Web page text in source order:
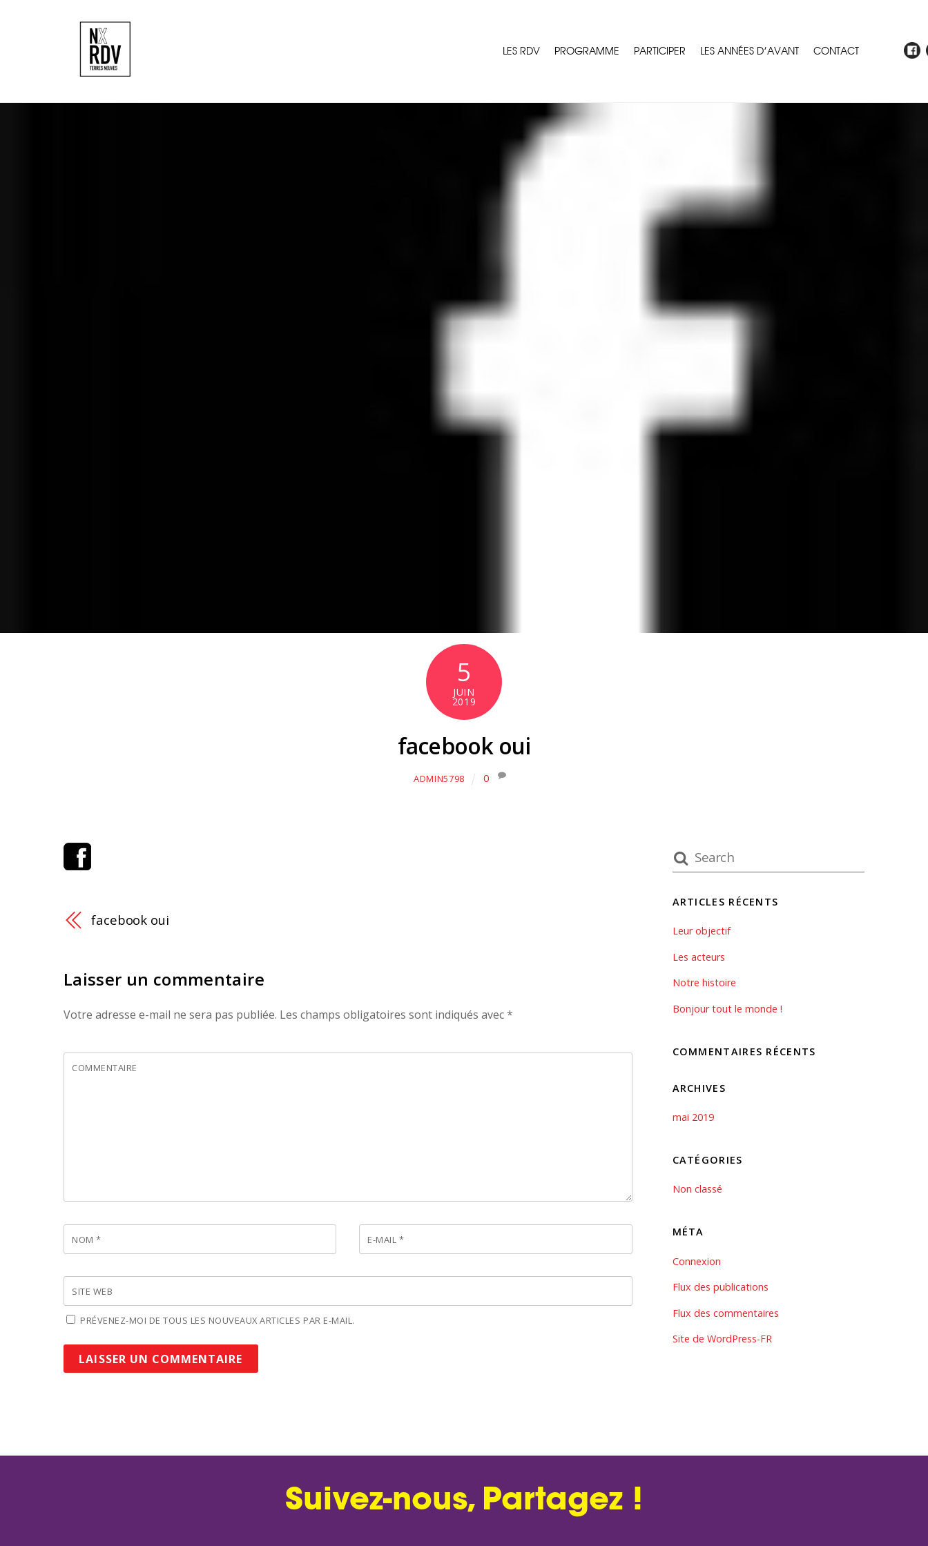
LES RDV PROGRAMME PARTICIPER LES ANNÉES D’AVANT CONTACT
5
JUIN
2019
facebook oui
ADMIN5798 0
facebook oui
Laisser un commentaire
Votre adresse e-mail ne sera pas publiée. Les champs obligatoires sont indiqués avec*
COMMENTAIRE
NOM* E-MAIL *
SITE WEB
PRÉVENEZ-MOI DE TOUS LES NOUVEAUX ARTICLES PAR E-MAIL.
ARTICLES RÉCENTS
Leur objectif
Les acteurs
Notre histoire
Bonjour tout le monde !
COMMENTAIRES RÉCENTS
ARCHIVES
mai 2019
CATÉGORIES
Non classé
MÉTA
Connexion
Flux des publications
Flux des commentaires
Site de WordPress-FR
Suivez-nous, Partagez !